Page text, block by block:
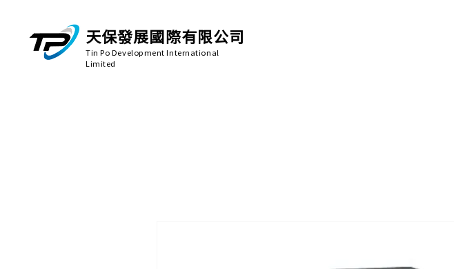
天保發展國際有限公司
Tin Po Development International
Limited